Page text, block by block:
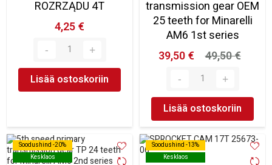
ROZRZĄDU 4T
4,25 €
Lisää ostoskoriin
transmission gear OEM
25 teeth for Minarelli
AM6 1st series
39,50 €
49,50 €
Lisää ostoskoriin
Soodushind -20%
Kesklaos
Soodushind -20%
Kesklaos
Soodushind -13%
Kesklaos
Soodushind -13%
Kesklaos